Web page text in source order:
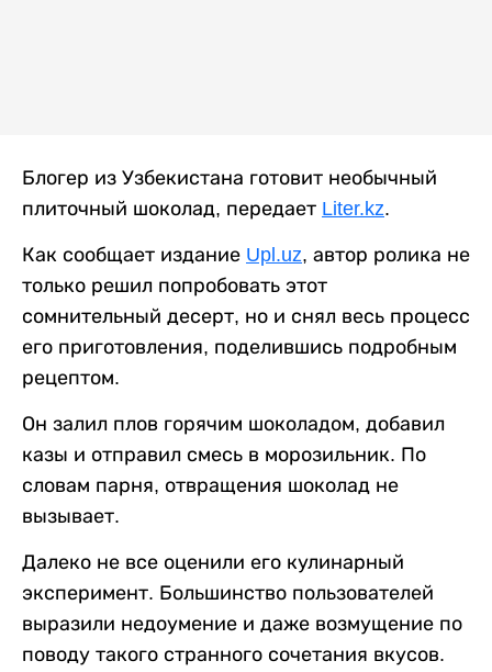
Блогер из Узбекистана готовит необычный
плиточный шоколад, передает Liter.kz.
Как сообщает издание Upl.uz, автор ролика не
только решил попробовать этот
сомнительный десерт, но и снял весь процесс
его приготовления, поделившись подробным
рецептом.
Он залил плов горячим шоколадом, добавил
казы и отправил смесь в морозильник. По
словам парня, отвращения шоколад не
вызывает.
Далеко не все оценили его кулинарный
эксперимент. Большинство пользователей
выразили недоумение и даже возмущение по
поводу такого странного сочетания вкусов.